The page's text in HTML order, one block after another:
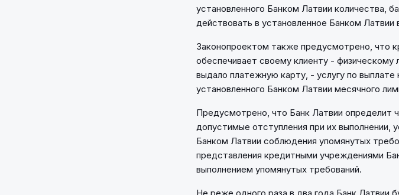
установленного Банком Латвии количества,
действовать в установленное Банком
Законопроектом также предусмотрено, что
обеспечивает своему клиенту -
выдало платежную карту, - услугу по
установленного Банком Латвии месячного
Предусмотрено, что Банк Латвии определит
допустимые отступления при их выполнении,
Банком Латвии соблюдения упомянутых
представления кредитными учреждениями
выполнением упомянутых требований.